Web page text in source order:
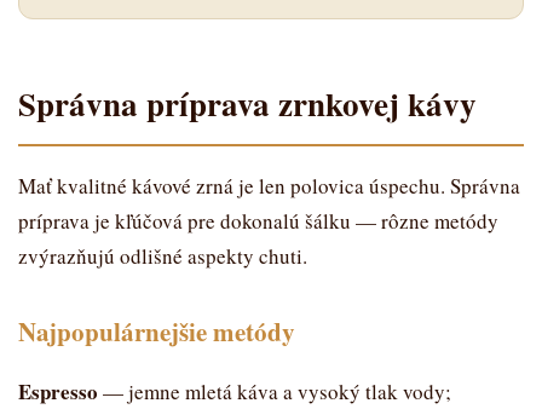
Správna príprava zrnkovej kávy
Mať kvalitné kávové zrná je len polovica úspechu. Správna
príprava je kľúčová pre dokonalú šálku — rôzne metódy
zvýrazňujú odlišné aspekty chuti.
Najpopulárnejšie metódy
Espresso — jemne mletá káva a vysoký tlak vody;